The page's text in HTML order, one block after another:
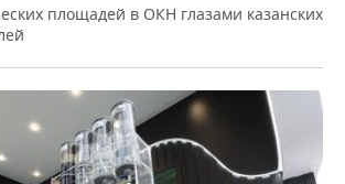
площадей в ОКН глазами казанских